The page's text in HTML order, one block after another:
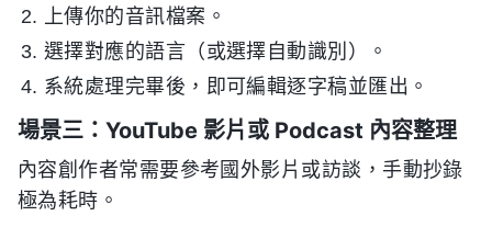
上傳你的音訊檔案。
選擇對應的語言（或選擇自動識別）。
系統處理完畢後，即可編輯逐字稿並匯出。
場景三：YouTube 影片或 Podcast 內容整理
內容創作者常需要參考國外影片或訪談，手動抄錄
極為耗時。